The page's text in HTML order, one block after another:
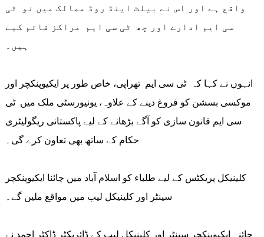
واقع ہے اور اس نے بیلٹ اینڈ روڈ ممالک میں نو ٹی
سی ایم ادارے اور چھ ٹی سی ایم مراکز قائم کیے
ہیں۔
انہوں نے کہا کہ ٹی سی ایم تھراپی، خاص طور پر ایکیوپنکچر اور
موکسی بسشن کو فروغ دینے کے علاوہ، یونیورسٹی ملک میں ٹی
سی ایم قانون سازی کو آگے بڑھانے کے لیے پاکستانی ریگولیٹری
حکام کے ساتھ بھی تعاون کرے گی۔
کلینیکل پریکٹس کے لیے طلباء کو اسلام آباد میں چائنا ایکیوپنکچر
سینٹر اور کلینیکل لیب میں مواقع ملیں گے۔
چائنہ ایکیوپنکچر سینٹر اور کلینیکل لیب کے ڈائریکٹر ڈاکٹر احمد نے